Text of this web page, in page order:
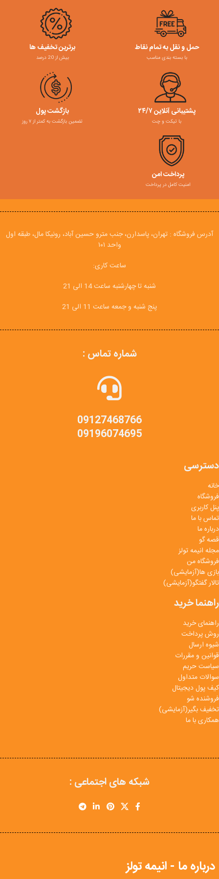
حمل و نقل به تمام نقاط
با بسته بندی مناسب
برترین تخفیف ها
بیش از 20 درصد
پشتیبانی آنلاین ۲۴/۷
با تیکت و چت
بازگشت پول
تضمین بازگشت به کمتر از ۷ روز
پرداخت امن
امنیت کامل در پرداخت
آدرس فروشگاه : تهران، پاسدارن، جنب مترو حسین آباد، رونیکا مال، طبقه اول
واحد ۱۰۱
ساعت کاری:
شنبه تا چهارشنبه ساعت 14 الی 21
پنج شنبه و جمعه ساعت 11 الی 21
شماره تماس :
09127468766
09196074695
دسترسی
خانه
فروشگاه
پنل کاربری
تماس با ما
درباره ما
قصه گو
مجله انیمه تولز
فروشگاه من
بازی ها(آزمایشی)
تالار گفتگو(آزمایشی)
راهنما خرید
راهنمای خرید
روش پرداخت
شیوه ارسال
قوانین و مقررات
سیاست حریم
سوالات متداول
کیف پول دیجیتال
فروشنده شو
تخفیف بگیر(آزمایشی)
همکاری با ما
شبکه های اجتماعی :
درباره ما - انیمه تولز